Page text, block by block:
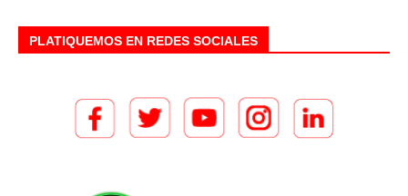
PLATIQUEMOS EN REDES SOCIALES